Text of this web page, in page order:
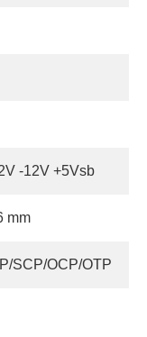
-12V +5Vsb
mm
SCP/OCP/OTP